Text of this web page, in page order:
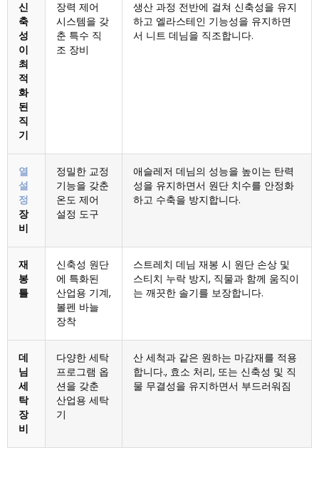
신
축
성
이
최
적
화
된
직
기
장력 제어
시스템을 갖
춘 특수 직
조 장비
생산 과정 전반에 걸쳐 신축성을 유지
하고 엘라스테인 기능성을 유지하면
서 니트 데님을 직조합니다.
열
설
정
장
비
정밀한 교정
기능을 갖춘
온도 제어
설정 도구
애슬레저 데님의 성능을 높이는 탄력
성을 유지하면서 원단 치수를 안정화
하고 수축을 방지합니다.
재
봉
틀
신축성 원단
에 특화된
산업용 기계,
볼펜 바늘
장착
스트레치 데님 재봉 시 원단 손상 및
스티치 누락 방지, 직물과 함께 움직이
는 깨끗한 솔기를 보장합니다.
데
님
세
탁
장
비
다양한 세탁
프로그램 옵
션을 갖춘
산업용 세탁
기
산 세척과 같은 원하는 마감재를 적용
합니다., 효소 처리, 또는 신축성 및 직
물 무결성을 유지하면서 부드러워짐